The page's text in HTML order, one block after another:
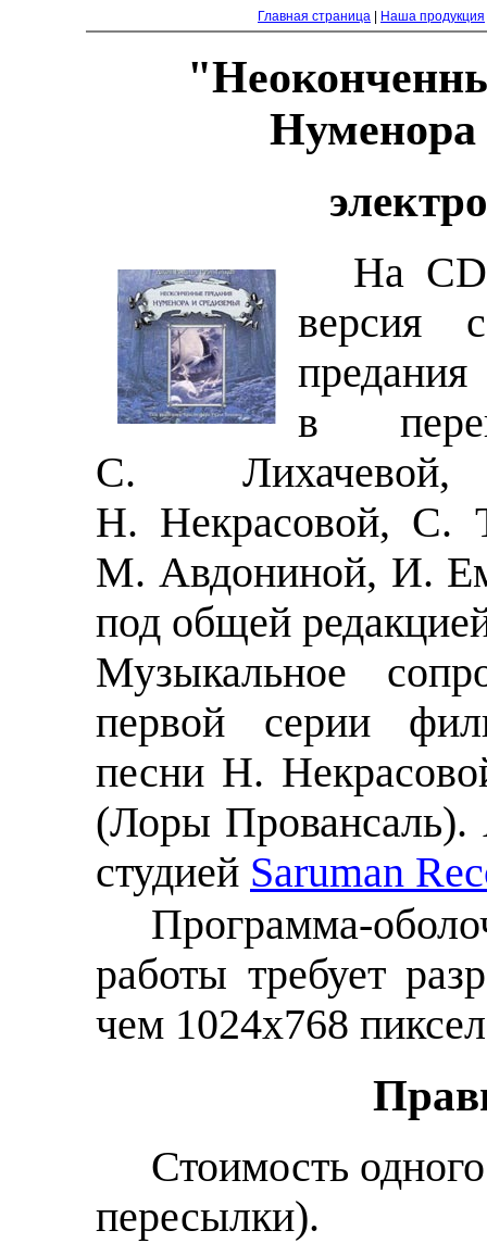
Главная страница Наша продукция
На CD
версия
в
С.
Н. Некрасовой, С.
М. Авдониной, И.
под общей
Музыкальное
первой серии
песни Н.
(Лоры Провансаль).
студией Saruman
Программа-
работы требует
чем 1024х768
Стоимость
пересылки).